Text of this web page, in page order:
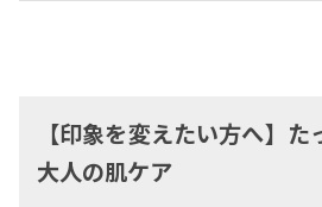
【印象を変えたい方へ】た
大人の肌ケア